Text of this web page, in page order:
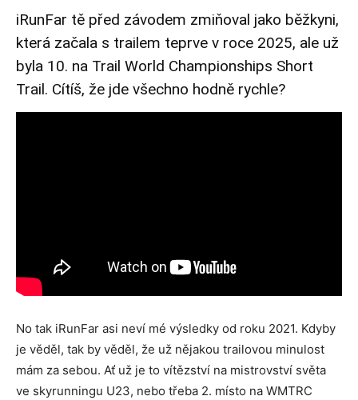
iRunFar tě před závodem zmiňoval jako běžkyni,
která začala s trailem teprve v roce 2025, ale už
byla 10. na Trail World Championships Short
Trail. Cítíš, že jde všechno hodně rychle?
No tak iRunFar asi neví mé výsledky od roku 2021. Kdyby
je věděl, tak by věděl, že už nějakou trailovou minulost
mám za sebou. Ať už je to vítězství na mistrovství světa
ve skyrunningu U23, nebo třeba 2. místo na WMTRC